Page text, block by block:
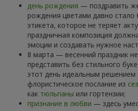
день рождения — поздравить
рождения цветами давно
этикета, которое не теряет
праздничная композиция
эмоции и создавать нужное
8 марта — весенний праздник
представить без стильного
этот день идеальным решением
флористическое послание из
как тюльпаны или гортензии;
признание в любви — здесь